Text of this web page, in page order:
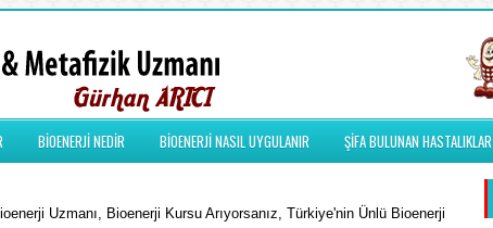
BİOENERJİ NEDİR BİOENERJİ NASIL UYGULANIR ŞİFA BULUNAN HASTALIKLAR
Uzmanı, Bioenerji Kursu Arıyorsanız, Türkiye'nin Ünlü Bioenerji